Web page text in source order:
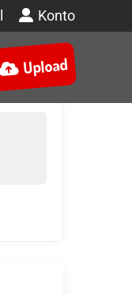
Konto
Upload